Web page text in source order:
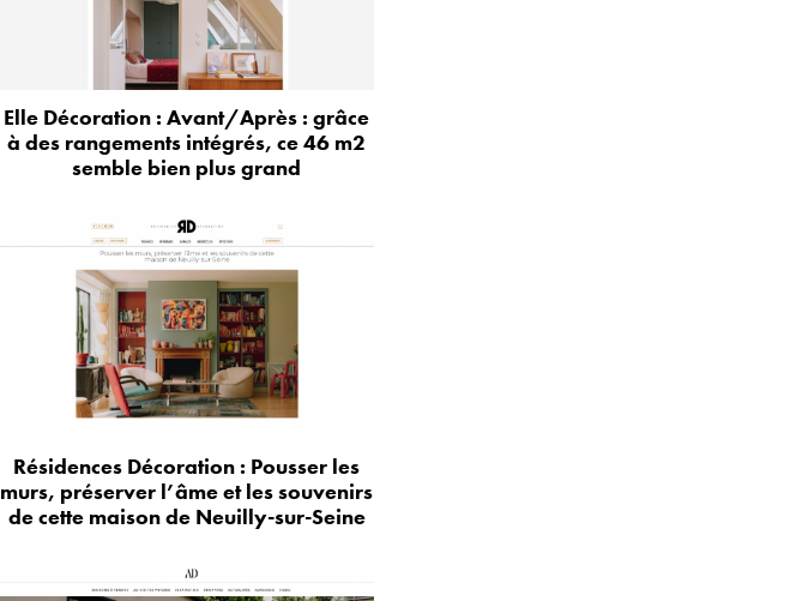
Elle Décoration : Avant/Après : grâce
à des rangements intégrés, ce 46 m2
semble bien plus grand
Résidences Décoration : Pousser les
murs, préserver l’âme et les souvenirs
de cette maison de Neuilly-sur-Seine